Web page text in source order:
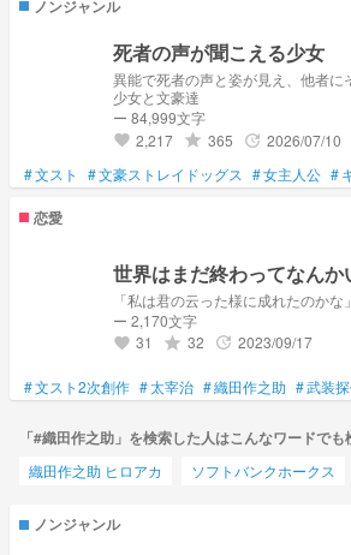
ノンジャンル
死者の声が聞こえる少女
異能で死者の声と姿が見え、他者に
少女と文豪達
ー 84,999文字
favorite 2,217 grade 365 update 2026/07/10
#文スト #文豪ストレイドッグス #女主人公 #
恋愛
世界はまだ終わってなんか
「私は君の云った様に成れたのかな」
ー 2,170文字
favorite 31 grade 32 update 2023/09/17
#文スト2次創作 #太宰治 #織田作之助 #武装
「#織田作之助」を検索した人はこんなワードで
織田作之助 ヒロアカ ソフトバンクホークス
ノンジャンル